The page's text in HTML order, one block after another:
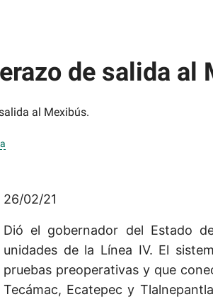
de salida al
26/02/21
Dió el gobernador del Estado
unidades de la Línea IV. El
pruebas preoperativas y que
Tecámac, Ecatepec y